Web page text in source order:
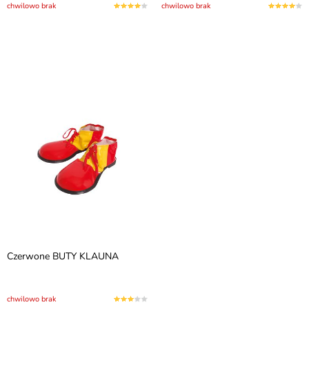
chwilowo brak chwilowo brak
Czerwone BUTY KLAUNA
chwilowo brak